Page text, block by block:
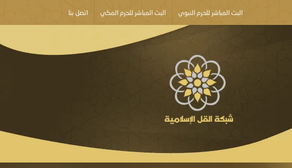
البث المباشر للحرم النبوي البث المباشر للحرم المكي اتصل بنا